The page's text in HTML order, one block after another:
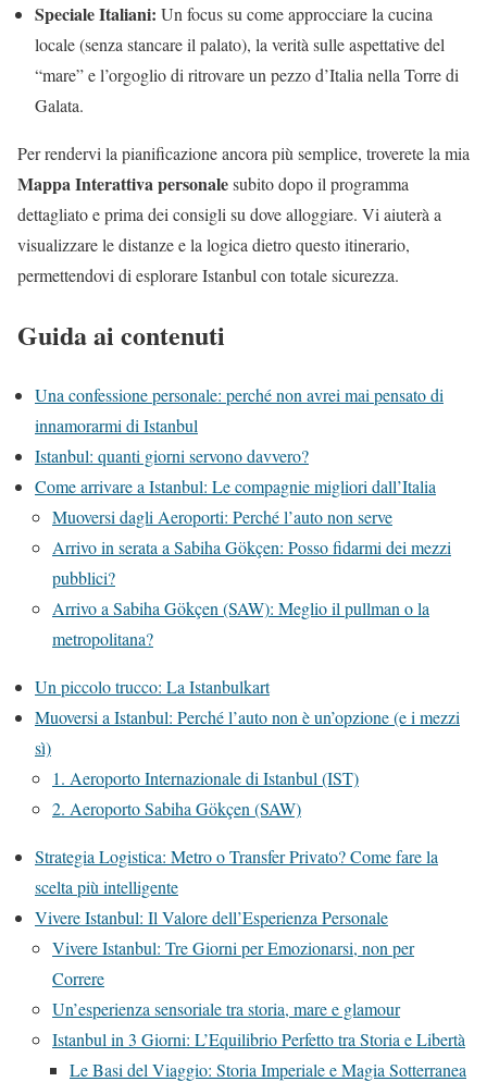
Speciale Italiani: Un focus su come approcciare la cucina
locale (senza stancare il palato), la verità sulle aspettative del
“mare” e l’orgoglio di ritrovare un pezzo d’Italia nella Torre di
Galata.
Per rendervi la pianificazione ancora più semplice, troverete la mia
Mappa Interattiva personalesubito dopo il programma
dettagliato e prima dei consigli su dove alloggiare. Vi aiuterà a
visualizzare le distanze e la logica dietro questo itinerario,
permettendovi di esplorare Istanbul con totale sicurezza.
Guida ai contenuti
Una confessione personale: perché non avrei mai pensato di
innamorarmi di Istanbul
Istanbul: quanti giorni servono davvero?
Come arrivare a Istanbul: Le compagnie migliori dall’Italia
Muoversi dagli Aeroporti: Perché l’auto non serve
Arrivo in serata a Sabiha Gökçen: Posso fidarmi dei mezzi
pubblici?
Arrivo a Sabiha Gökçen (SAW): Meglio il pullman o la
metropolitana?
Un piccolo trucco: La Istanbulkart
Muoversi a Istanbul: Perché l’auto non è un’opzione (e i mezzi
sì)
1. Aeroporto Internazionale di Istanbul (IST)
2. Aeroporto Sabiha Gökçen (SAW)
Strategia Logistica: Metro o Transfer Privato? Come fare la
scelta più intelligente
Vivere Istanbul: Il Valore dell’Esperienza Personale
Vivere Istanbul: Tre Giorni per Emozionarsi, non per
Correre
Un’esperienza sensoriale tra storia, mare e glamour
Istanbul in 3 Giorni: L’Equilibrio Perfetto tra Storia e Libertà
Le Basi del Viaggio: Storia Imperiale e Magia Sotterranea